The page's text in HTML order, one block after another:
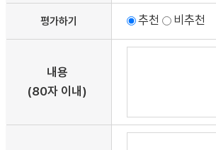
평가하기 추천 비추천
내용
(80자 이내)